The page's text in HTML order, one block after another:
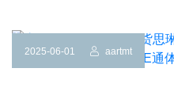
2025-06-01 aartmt